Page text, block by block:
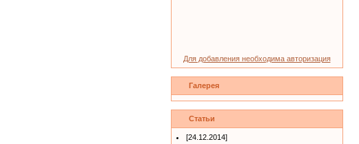
Для добавления необходима авторизация
Галерея
Статьи
[24.12.2014]